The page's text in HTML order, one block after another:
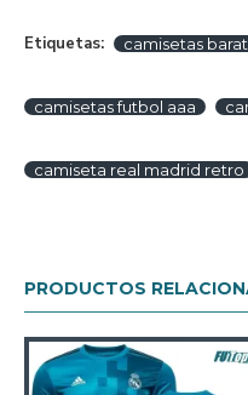
Etiquetas: camisetas
camisetas futbol aaa
camiseta real madrid retro
PRODUCTOS